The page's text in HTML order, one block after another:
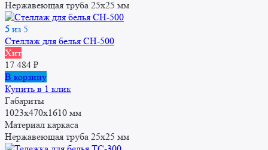
Нержавеющая труба 25x25 мм
5 из 5
Стеллаж для белья СН-500
Хит
17 484 ₽
В корзину
Купить в 1 клик
Габариты
1023х470х1610 мм
Материал каркаса
Нержавеющая труба 25x25 мм